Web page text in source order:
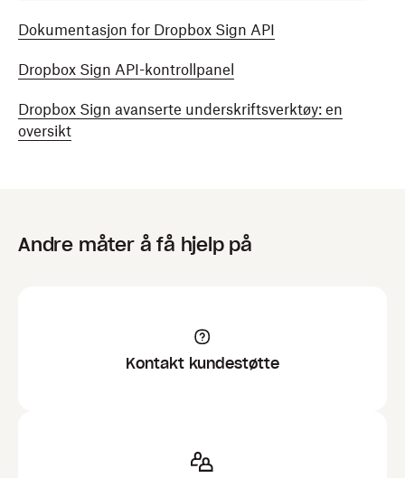
Dokumentasjon for Dropbox Sign API
Dropbox Sign API-kontrollpanel
Dropbox Sign avanserte underskriftsverktøy: en
oversikt
Andre måter å få hjelp på
Kontakt kundestøtte